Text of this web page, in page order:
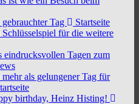
Tag
Startseite
für die weitere
eindrucksvollen Tagen zum
als gelungener Tag für
birthday, Heinz Histing!